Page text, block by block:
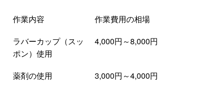
作業内容
作業費用の相場
ラバーカップ（スッ
ポン）使用
4,000円～8,000円
薬剤の使用
3,000円～4,000円